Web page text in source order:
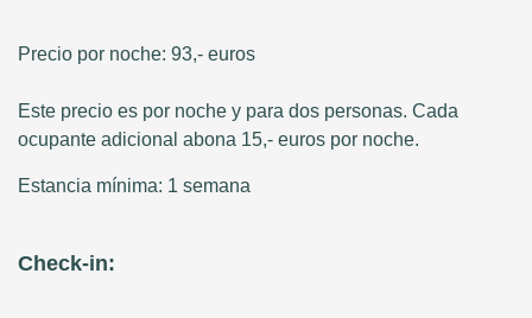
Precio por noche: 93,- euros
Este precio es por noche y para dos personas. Cada
ocupante adicional abona 15,- euros por noche.
Estancia mínima: 1 semana
Check-in: